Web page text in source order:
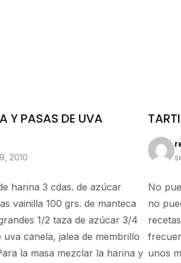
Y PASAS DE UVA
2010
harina 3 cdas. de azúcar
vainilla 100 grs. de manteca
1/2 taza de azúcar 3/4
uva canela, jalea de membrillo
la masa mezclar la harina y
No
no
unos